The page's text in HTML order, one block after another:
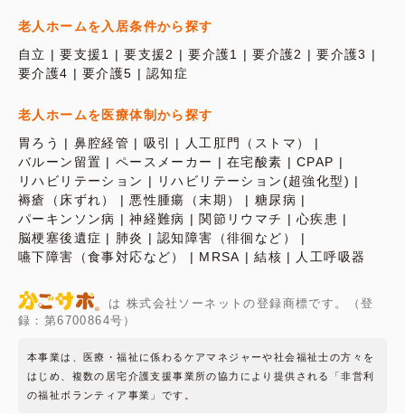
老人ホームを入居条件から探す
自立
要支援1 要支援2 要介護1 要介護2
要介護3
要介護4
要介護5 認知症
老人ホームを医療体制から探す
胃ろう
鼻腔経管 吸引
人工肛門（ストマ）
バルーン留置
ペースメーカー 在宅酸素
CPAP
リハビリテーション
リハビリテーション(超強化型)
褥瘡（床ずれ）
悪性腫瘍（末期）
糖尿病
パーキンソン病
神経難病 関節リウマチ
心疾患
脳梗塞後遺症
肺炎
認知障害（徘徊など）
嚥下障害（食事対応など）
MRSA 結核 人工呼吸器
は 株式会社ソーネットの登録商標です。（登
録：第6700864号）
本事業は、医療・福祉に係わるケアマネジャーや社会福祉士の方々を
はじめ、複数の居宅介護支援事業所の協力により提供される「非営利
の福祉ボランティア事業」です。